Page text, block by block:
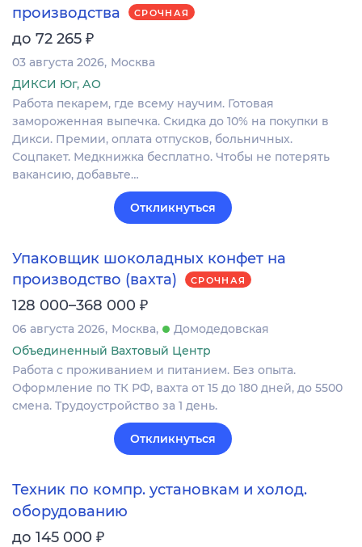
производства
СРОЧНАЯ
до 72 265 ₽
03 августа 2026 Москва
ДИКСИ Юг, АО
Работа пекарем, где всему научим. Готовая
замороженная выпечка. Скидка до 10% на покупки в
Дикси. Премии, оплата отпусков, больничных.
Соцпакет. Медкнижка бесплатно. Чтобы не потерять
вакансию, добавьте…
Откликнуться
Упаковщик шоколадных конфет на
производство (вахта)
СРОЧНАЯ
128 000–368 000 ₽
06 августа 2026 Москва
Домодедовская
Объединенный Вахтовый Центр
Работа с проживанием и питанием. Без опыта.
Оформление по ТК РФ, вахта от 15 до 180 дней, до 5500
смена. Трудоустройство за 1 день.
Откликнуться
Техник по компр. установкам и холод.
оборудованию
до 145 000 ₽